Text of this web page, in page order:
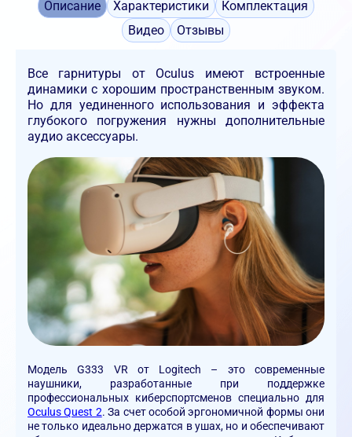
Описание Характеристики
Комплектация
Видео
Отзывы
Все гарнитуры от Oculus имеют встроенные
динамики с хорошим пространственным звуком.
Но для уединенного использования и эффекта
глубокого погружения нужны дополнительные
аудио аксессуары.
Модель G333 VR от Logitech – это современные
наушники, разработанные при поддержке
профессиональных киберспортсменов специально для
Oculus Quest 2. За счет особой эргономичной формы они
не только идеально держатся в ушах, но и обеспечивают